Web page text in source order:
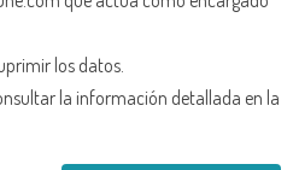
los datos.
la información detallada en la